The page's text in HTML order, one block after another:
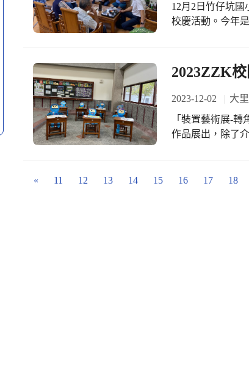
還特別邀請國軍
國小）
12月2日竹仔坑
校慶活動。今年
號召歷屆校友返
當時的情誼，也
史，繼續向前走
2023ZZK
2023-12-02 大
「裝置藝術展-
作品展出，除了
護者立牌創作，
« 11 12 13 14 15 16 17 18